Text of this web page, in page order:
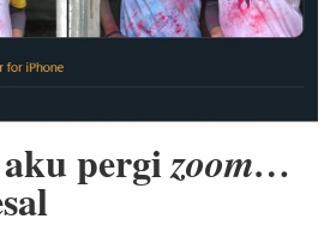
pergizoom…